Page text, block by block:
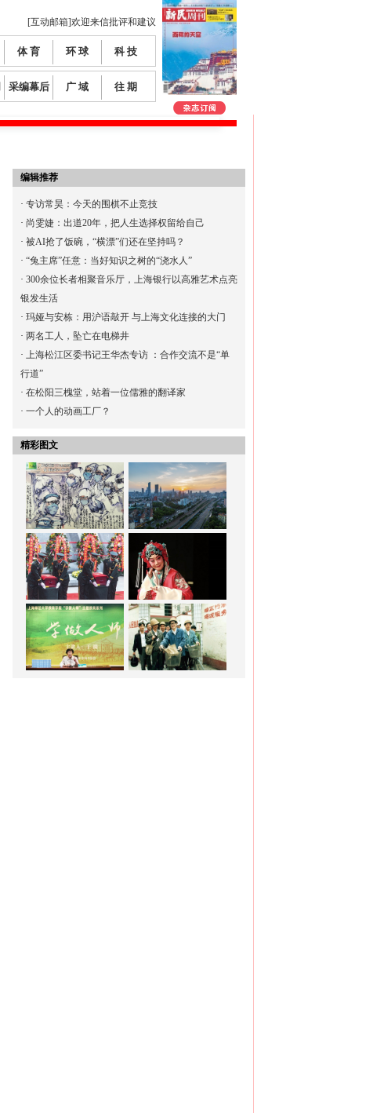
[互动邮箱]欢迎来信批评和建议
体 育 环 球 科 技
采编幕后 广 域 往 期
编辑推荐
· 专访常昊：今天的围棋不止竞技
· 尚雯婕：出道20年，把人生选择权留给自己
· 被AI抢了饭碗，“横漂”们还在坚持吗？
· “兔主席”任意：当好知识之树的“浇水人”
· 300余位长者相聚音乐厅，上海银行以高雅艺术点亮
银发生活
· 玛娅与安栋：用沪语敲开 与上海文化连接的大门
· 两名工人，坠亡在电梯井
· 上海松江区委书记王华杰专访 ：合作交流不是“单
行道”
· 在松阳三槐堂，站着一位儒雅的翻译家
· 一个人的动画工厂？
精彩图文